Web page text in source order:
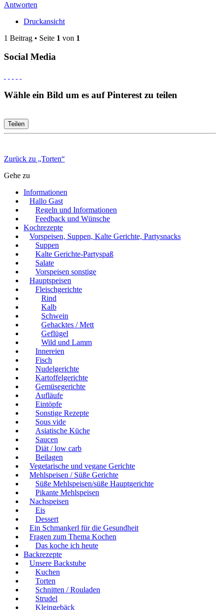
Antworten
Druckansicht
1 Beitrag • Seite 1 von 1
Social Media
Wähle ein Bild um es auf Pinterest zu teilen
Teilen
Zurück zu „Torten“
Gehe zu
Informationen
Hallo Gast
Regeln und Informationen
Feedback und Wünsche
Kochrezepte
Vorspeisen, Suppen, Kalte Gerichte, Partysnacks
Suppen
Kalte Gerichte-Partyspaß
Salate
Vorspeisen sonstige
Hauptspeisen
Fleischgerichte
Rind
Kalb
Schwein
Gehacktes / Mett
Geflügel
Wild und Lamm
Innereien
Fisch
Nudelgerichte
Kartoffelgerichte
Gemüsegerichte
Aufläufe
Eintöpfe
Sonstige Rezepte
Sous vide
Asiatische Küche
Saucen
Diät / low carb
Beilagen
Vegetarische und vegane Gerichte
Mehlspeisen / Süße Gerichte
Süße Mehlspeisen/süße Hauptgerichte
Pikante Mehlspeisen
Nachspeisen
Eis
Dessert
Ein Schmankerl für die Gesundheit
Fragen zum Thema Kochen
Das koche ich heute
Backrezepte
Unsere Backstube
Kuchen
Torten
Schnitten / Rouladen
Strudel
Kleingebäck